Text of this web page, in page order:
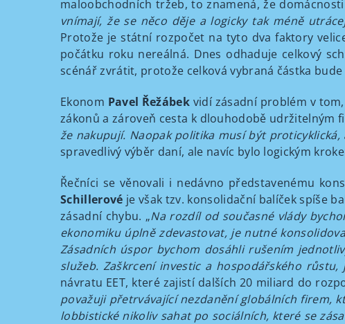
maloobchodních tržeb, to znamená, že
vnímají, že se něco děje a logicky tak méně
Protože je státní rozpočet na tyto dva faktory
počátku roku nereálná. Dnes odhaduje celkový
scénář zvrátit, protože celková vybraná částka
Ekonom Pavel Řežábek vidí zásadní problém v
zákonů a zároveň cesta k dlouhodobě udržitelným
že nakupují. Naopak politika musí být
spravedlivý výběr daní, ale navíc bylo logickým
Řečníci se věnovali i nedávno představenému
Schillerové je však tzv. konsolidační balíček spíše
zásadní chybu. „Na rozdíl od současné vlády
ekonomiku úplně zdevastovat, je nutné
Zásadních úspor bychom dosáhli rušením
služeb. Zaškrcení investic a hospodářského růstu,
návratu EET, které zajistí dalších 20 miliard do
považuji přetrvávající nezdanění globálních firem,
lobbistické nikoliv sahat po sociálních, které se